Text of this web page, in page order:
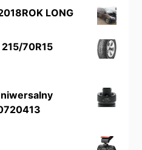
LONG
70R15